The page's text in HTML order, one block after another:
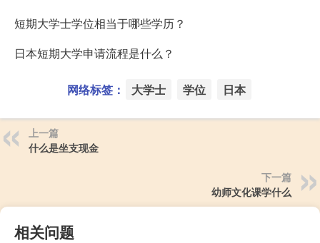
短期大学士学位相当于哪些学历？
日本短期大学申请流程是什么？
网络标签： 大学士 学位 日本
上一篇
什么是坐支现金
下一篇
幼师文化课学什么
相关问题